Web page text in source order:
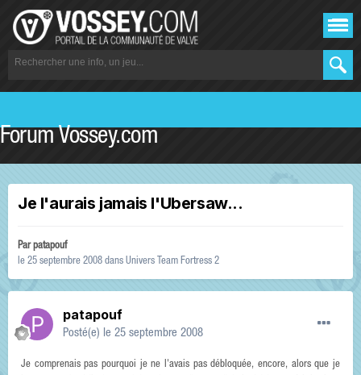
Forum Vossey.com
Je l'aurais jamais l'Ubersaw...
Par patapouf
le 25 septembre 2008 dans Univers Team Fortress 2
patapouf
Posté(e) le 25 septembre 2008
Je comprenais pas pourquoi je ne l'avais pas débloquée, encore, alors que je